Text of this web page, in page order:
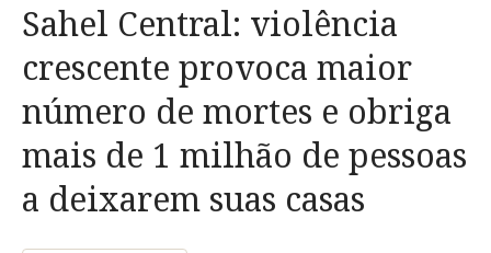
Sahel Central: violência
crescente provoca maior
número de mortes e obriga
mais de 1 milhão de pessoas
a deixarem suas casas